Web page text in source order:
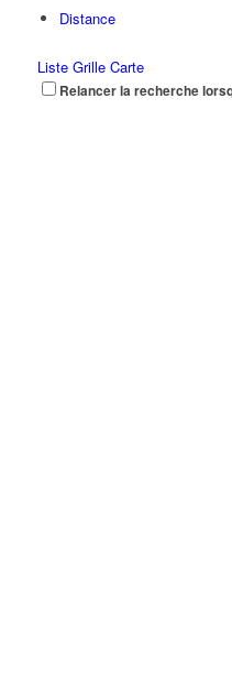
Distance
Liste Grille Carte
Relancer la recherche